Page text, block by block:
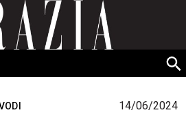
GRAZIA Srbija
14/06/2024